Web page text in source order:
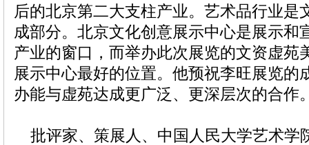
后的北京第二大支柱产业。艺术品行业是
成部分。北京文化创意展示中心是展示和
产业的窗口，而举办此次展览的文资虚苑
展示中心最好的位置。他预祝李旺展览的
办能与虚苑达成更广泛、更深层次的合作
批评家、策展人、中国人民大学艺术学